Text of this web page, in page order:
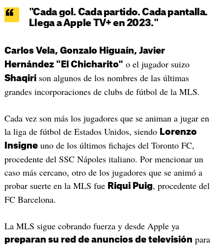
"Cada gol. Cada partido. Cada pantalla.
Llega a Apple TV+ en 2023."
Carlos Vela, Gonzalo Higuaín, Javier
Hernández "El Chicharito" o el jugador suizo
Shaqirison algunos de los nombres de las últimas
grandes incorporaciones de clubs de fútbol de la MLS.
Cada vez son más los jugadores que se animan a jugar en
la liga de fútbol de Estados Unidos, siendo Lorenzo
Insigneuno de los últimos fichajes del Toronto FC,
procedente del SSC Nápoles italiano. Por mencionar un
caso más cercano, otro de los jugadores que se animó a
probar suerte en la MLS fue Riqui Puig, procedente del
FC Barcelona.
La MLS sigue cobrando fuerza y desde Apple ya
preparan su red de anuncios de televisión para